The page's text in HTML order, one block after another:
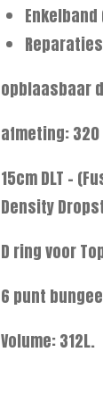
opblaasbaar
afmeting: 320
15cm DLT -
Density
D ring voor
6 punt
Volume: 312L.